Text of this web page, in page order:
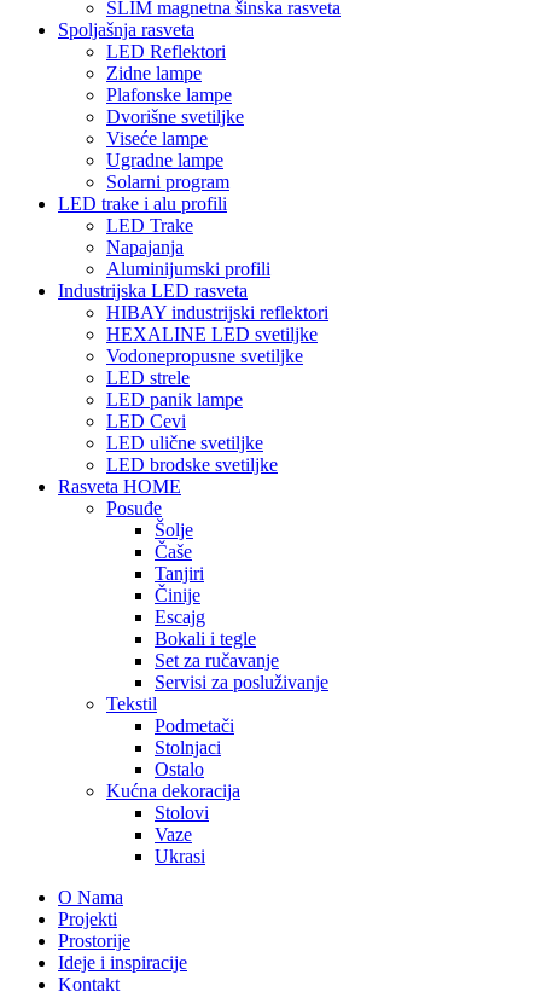
SLIM magnetna šinska rasveta
Spoljašnja rasveta
LED Reflektori
Zidne lampe
Plafonske lampe
Dvorišne svetiljke
Viseće lampe
Ugradne lampe
Solarni program
LED trake i alu profili
LED Trake
Napajanja
Aluminijumski profili
Industrijska LED rasveta
HIBAY industrijski reflektori
HEXALINE LED svetiljke
Vodonepropusne svetiljke
LED strele
LED panik lampe
LED Cevi
LED ulične svetiljke
LED brodske svetiljke
Rasveta HOME
Posuđe
Šolje
Čaše
Tanjiri
Činije
Escajg
Bokali i tegle
Set za ručavanje
Servisi za posluživanje
Tekstil
Podmetači
Stolnjaci
Ostalo
Kućna dekoracija
Stolovi
Vaze
Ukrasi
O Nama
Projekti
Prostorije
Ideje i inspiracije
Kontakt